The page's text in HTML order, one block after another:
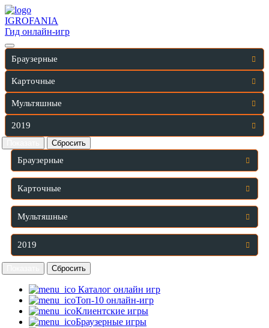
IGROFANIA
Гид онлайн-игр
Браузерные
Карточные
Мультяшные
2019
Браузерные
Карточные
Мультяшные
2019
Каталог онлайн игр
Топ-10 онлайн-игр
Клиентские игры
Браузерные игры